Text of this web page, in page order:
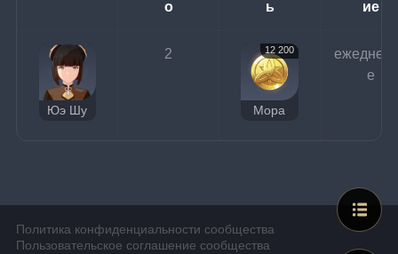
о
ь
ие
Юэ Шу
2 12 200
Мора
е
Политика конфиденциальности сообщества
Пользовательское соглашение сообщества